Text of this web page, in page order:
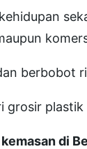
berbobot
grosir
di